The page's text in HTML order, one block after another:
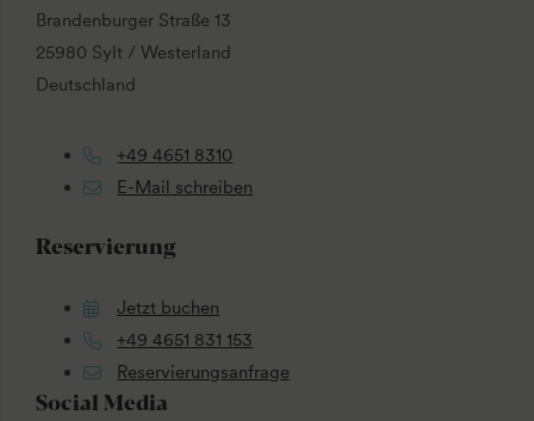
Brandenburger Straße 13
25980 Sylt / Westerland
Deutschland
+49 4651 8310
E-Mail schreiben
Reservierung
Jetzt buchen
+49 4651 831 153
Reservierungsanfrage
Social Media